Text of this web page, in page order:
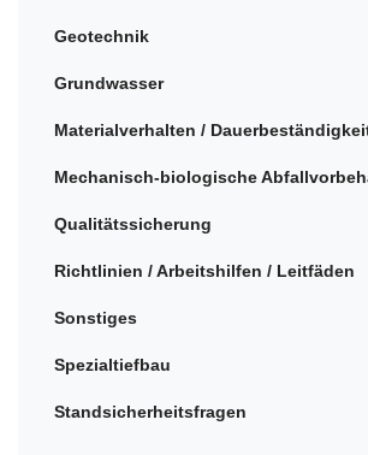
Geotechnik
Grundwasser
Materialverhalten /
Mechanisch-biologische
Qualitätssicherung
Richtlinien / Arbeitshilfen / Leitfäden
Sonstiges
Spezialtiefbau
Standsicherheitsfragen